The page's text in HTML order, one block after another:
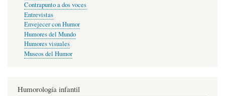
Contrapunto a dos voces
Entrevistas
Envejecer con Humor
Humores del Mundo
Humores visuales
Museos del Humor
Humorología infantil